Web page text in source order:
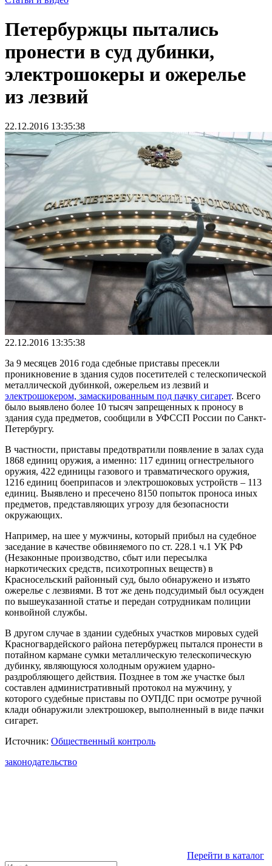
Петербуржцы пытались
пронести в суд дубинки,
электрошокеры и ожерелье
из лезвий
22.12.2016 13:35:38
22.12.2016 13:35:38
За 9 месяцев 2016 года сдебные приставы пресекли
проникновение в здания судов посетителей с телескопической
металлической дубинкой, ожерельем из лезвий и
электрошокером, замаскированным под пачку сигарет. Всего
было выявлено более 10 тысяч запрещенных к проносу в
здания суда предметов, сообщили в УФССП России по Санкт-
Петербургу.
В частности, приставы предотвратили появление в залах суда
1868 единиц оружия, а именно: 117 единиц огнестрельного
оружия, 422 единицы газового и травматического оружия,
1216 единиц боеприпасов и электрошоковых устройств – 113
единиц. Выявлено и пресечено 8150 попыток проноса иных
предметов, представляющих угрозу для безопасности
окружающих.
Например, на шее у мужчины, который прибыл на судебное
заседание в качестве обвиняемого по ст. 228.1 ч.1 УК РФ
(Незаконные производство, сбыт или пересылка
наркотических средств, психотропных веществ) в
Красносельский районный суд, было обнаружено и изъято
ожерелье с лезвиями. В тот же день подсудимый был осужден
по вышеуказанной статье и передан сотрудникам полиции
конвойной службы.
В другом случае в здании судебных участков мировых судей
Красногвардейского района петербуржец пытался пронести в
потайном кармане сумки металлическую телескопическую
дубинку, являющуюся холодным оружием ударно-
раздробляющего действия. Позднее в том же участке был
составлен административный протокол на мужчину, у
которого судебные приставы по ОУПДС при осмотре ручной
клади обнаружили электрошокер, выполненный в виде пачки
сигарет.
Источник: Общественный контроль
законодательство
Перейти в каталог